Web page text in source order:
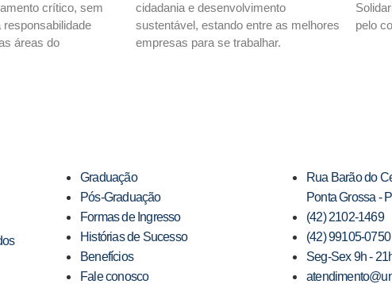
crítico, sem
áreas do
cidadania e desenvolvimento
sustentável, estando entre as melhores
empresas para se trabalhar.
pelo
Graduação
Pós-Graduação
Formas de Ingresso
Histórias de Sucesso
Benefícios
Fale conosco
Rua Barão do
Ponta Grossa -
(42) 2102-1469
(42) 99105-0750
Seg-Sex 9h -